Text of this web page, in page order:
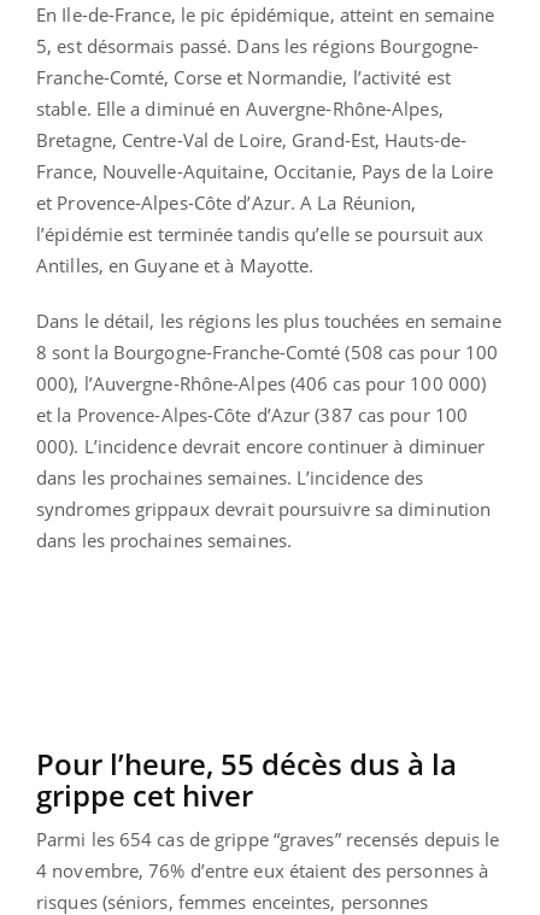
En Ile-de-France, le pic épidémique, atteint en semaine
5, est désormais passé. Dans les régions Bourgogne-
Franche-Comté, Corse et Normandie, l’activité est
stable. Elle a diminué en Auvergne-Rhône-Alpes,
Bretagne, Centre-Val de Loire, Grand-Est, Hauts-de-
France, Nouvelle-Aquitaine, Occitanie, Pays de la Loire
et Provence-Alpes-Côte d’Azur. A La Réunion,
l’épidémie est terminée tandis qu’elle se poursuit aux
Antilles, en Guyane et à Mayotte.
Dans le détail, les régions les plus touchées en semaine
8 sont la Bourgogne-Franche-Comté (508 cas pour 100
000), l’Auvergne-Rhône-Alpes (406 cas pour 100 000)
et la Provence-Alpes-Côte d’Azur (387 cas pour 100
000). L’incidence devrait encore continuer à diminuer
dans les prochaines semaines. L’incidence des
syndromes grippaux devrait poursuivre sa diminution
dans les prochaines semaines.
Pour l’heure, 55 décès dus à la
grippe cet hiver
Parmi les 654 cas de grippe “graves” recensés depuis le
4 novembre, 76% d’entre eux étaient des personnes à
risques (séniors, femmes enceintes, personnes